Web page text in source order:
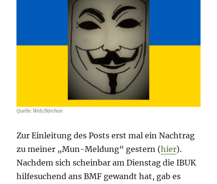
282
Quelle: Web/Bärchen
Zur Einleitung des Posts erst mal ein Nachtrag
zu meiner „Mun-Meldung“ gestern (hier).
Nachdem sich scheinbar am Dienstag die IBUK
hilfesuchend ans BMF gewandt hat, gab es